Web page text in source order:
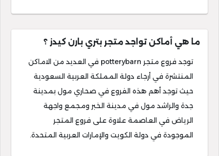
ما هي أماكن تواجد متجر بتري بارن كيدز ؟
توجد فروع متجر potterybarn في العديد من الاماكن
المنتشرة في أرجاء دولة المملكة العربية السعودية
حيث توجد أهم هذه الفروع في صحاري مول بمدينة
جدة والراشد مول في مدينة الخبر ومجمع واجهة
الرياض في العاصمة علاوة على فروع المتجر
الموجودة في دولة الكويت والإمارات العربية المتحدة.